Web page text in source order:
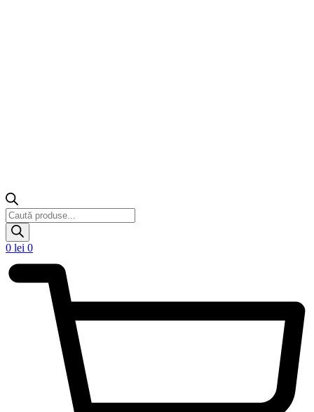
Products
search
0 lei 0